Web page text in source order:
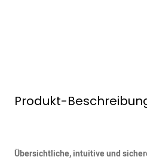
Produkt-
Übersichtliche, intuitive und